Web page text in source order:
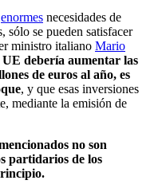
enormes necesidades de
sólo se pueden satisfacer
ministro italiano Mario
debería aumentar las
de euros al año, es
, y que esas inversiones
mediante la emisión de
no son
partidarios de los